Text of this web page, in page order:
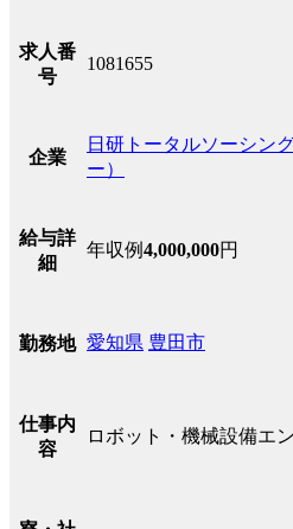
求人番
号
1081655
企業
日研トータルソーシン
ー）
給与詳
細
年収例4,000,000円
勤務地 愛知県 豊田市
仕事内
容
ロボット・機械設備エ